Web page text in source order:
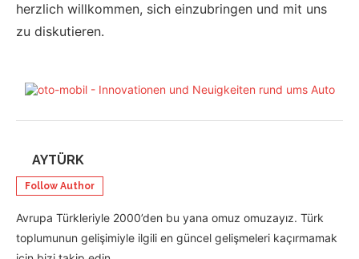
herzlich willkommen, sich einzubringen und mit uns
zu diskutieren.
AYTÜRK
Follow Author
Avrupa Türkleriyle 2000’den bu yana omuz omuzayız. Türk
toplumunun gelişimiyle ilgili en güncel gelişmeleri kaçırmamak